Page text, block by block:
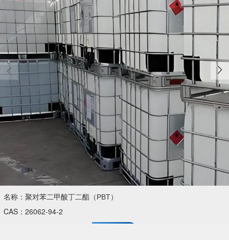
名称：聚对苯二甲酸丁二酯（PBT）
CAS：26062-94-2